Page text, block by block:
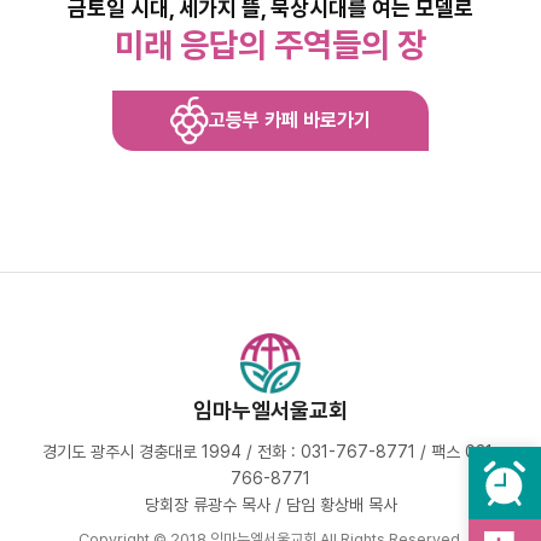
금토일 시대, 세가지 뜰, 묵상시대를 여는 모델로
미래 응답의 주역들의 장
고등부 카페 바로가기
임마누엘서울교회
경기도 광주시 경충대로 1994 / 전화 : 031-767-8771 / 팩스 031-
766-8771
당회장 류광수 목사 / 담임 황상배 목사